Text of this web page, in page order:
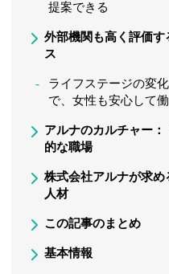
提案できる
外部機関も高く評価
ス
ライフステージの変
で、女性も安心して
アルナのカルチャー
的な職場
株式会社アルナが求め
人材
この記事のまとめ
基本情報